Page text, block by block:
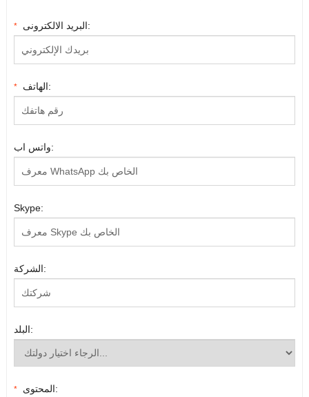
* البريد الالكترونى:
* الهاتف:
واتس اب:
Skype:
الشركة:
البلد:
* المحتوى: